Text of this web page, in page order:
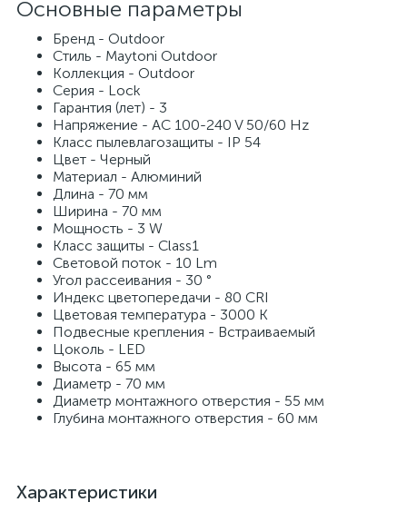
Основные параметры
Бренд - Outdoor
Стиль - Maytoni Outdoor
Коллекция - Outdoor
Серия - Lock
Гарантия (лет) - 3
Напряжение - AC 100-240 V 50/60 Hz
Класс пылевлагозащиты - IP 54
Цвет - Черный
Материал - Алюминий
Длина - 70 мм
Ширина - 70 мм
Мощность - 3 W
Класс защиты - Class1
Световой поток - 10 Lm
Угол рассеивания - 30 °
Индекс цветопередачи - 80 CRI
Цветовая температура - 3000 K
Подвесные крепления - Встраиваемый
Цоколь - LED
Высота - 65 мм
Диаметр - 70 мм
Диаметр монтажного отверстия - 55 мм
Глубина монтажного отверстия - 60 мм
Характеристики